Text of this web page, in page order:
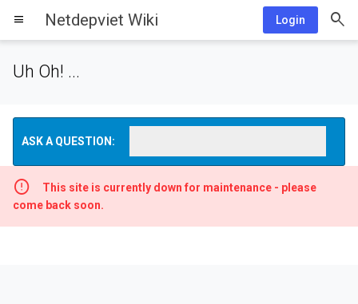
menu Netdepviet Wiki Login
Uh Oh! ...
ASK A QUESTION:
This site is currently down for maintenance - please
come back soon.